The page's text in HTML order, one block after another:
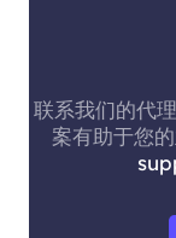
联系我们的代
案有助于您